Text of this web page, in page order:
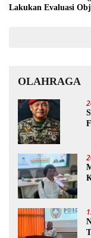
Lakukan Evaluasi
OLAHRAGA